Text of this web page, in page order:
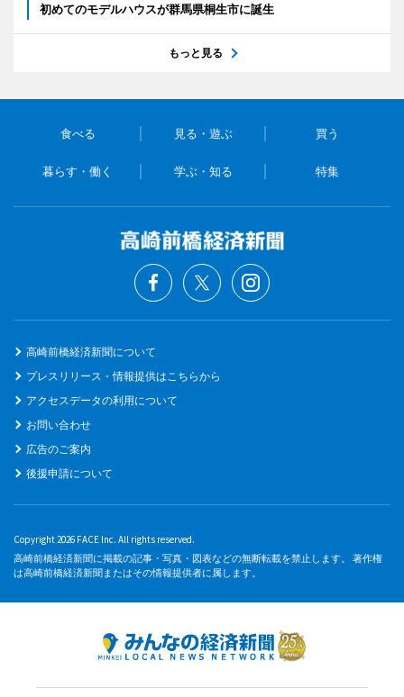
初めてのモデルハウスが群馬県桐生市に誕生
もっと見る
食べる 見る・遊ぶ 買う
暮らす・働く 学ぶ・知る 特集
高崎前橋経済新聞について
プレスリリース・情報提供はこちらから
アクセスデータの利用について
お問い合わせ
広告のご案内
後援申請について
Copyright 2026 FACE Inc. All rights reserved.
高崎前橋経済新聞に掲載の記事・写真・図表などの無断転載を禁止します。 著作権
は高崎前橋経済新聞またはその情報提供者に属します。